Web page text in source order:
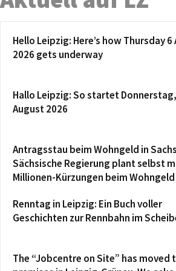
Hello Leipzig: Here’s how Thursday
2026 gets underway
Hallo Leipzig: So startet
August 2026
Antragsstau beim Wohngeld in
Sächsische Regierung plant selbst
Millionen-Kürzungen beim Wohngeld
Renntag in Leipzig: Ein Buch voller
Geschichten zur Rennbahn im
The “Jobcentre on Site” has moved